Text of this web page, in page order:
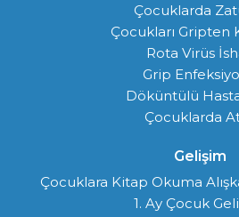
Çocuklarda
Çocukları Gripten
Rota Virüs
Grip
Döküntülü
Çocuklarda
Gelişim
Çocuklara Kitap Okuma
1. Ay Çocuk